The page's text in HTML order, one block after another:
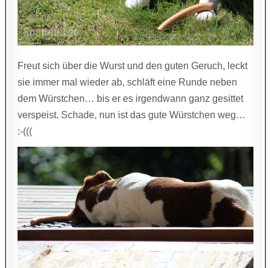
Freut sich über die Wurst und den guten Geruch, leckt
sie immer mal wieder ab, schläft eine Runde neben
dem Würstchen… bis er es irgendwann ganz gesittet
verspeist. Schade, nun ist das gute Würstchen weg…
:-(((